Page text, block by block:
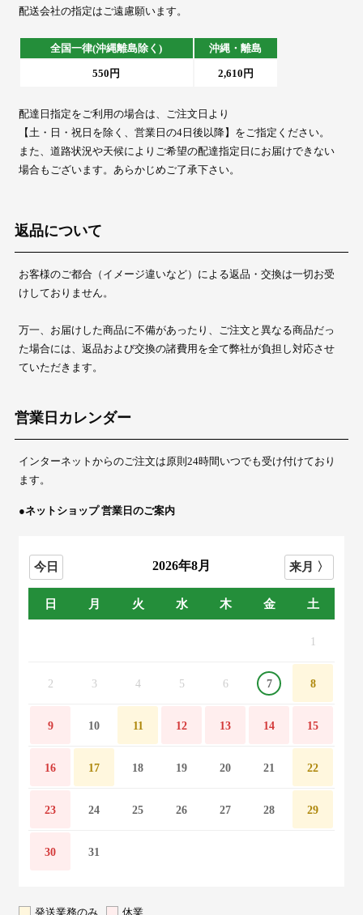
配送会社の指定はご遠慮願います。
全国一律(沖縄離島除く) 沖縄・離島
550円 2,610円
配達日指定をご利用の場合は、ご注文日より
【土・日・祝日を除く、営業日の4日後以降】をご指定ください。
また、道路状況や天候によりご希望の配達指定日にお届けできない
場合もございます。あらかじめご了承下さい。
返品について
お客様のご都合（イメージ違いなど）による返品・交換は一切お受
けしておりません。
万一、お届けした商品に不備があったり、ご注文と異なる商品だっ
た場合には、返品および交換の諸費用を全て弊社が負担し対応させ
ていただきます。
営業日カレンダー
インターネットからのご注文は原則24時間いつでも受け付けており
ます。
●ネットショップ 営業日のご案内
2026年8月
日 月 火 水 木 金 土
1
2 3 4 5 6 7 8
9 10 11 12 13 14 15
16 17 18 19 20 21 22
23 24 25 26 27 28 29
30 31
発送業務のみ 休業